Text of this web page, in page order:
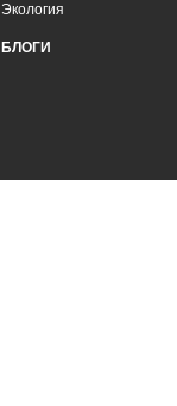
Экология
БЛОГИ